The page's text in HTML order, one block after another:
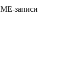
записи